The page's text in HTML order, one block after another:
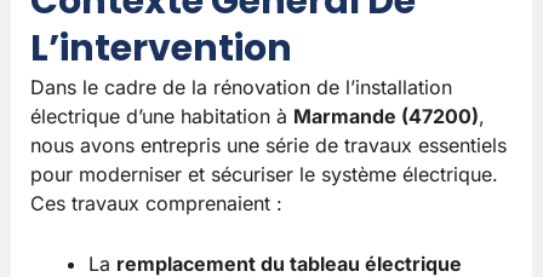
L’intervention
Dans le cadre de la rénovation de l’installation
électrique d’une habitation à Marmande (47200),
nous avons entrepris une série de travaux essentiels
pour moderniser et sécuriser le système électrique.
Ces travaux comprenaient :
La remplacement du tableau électrique